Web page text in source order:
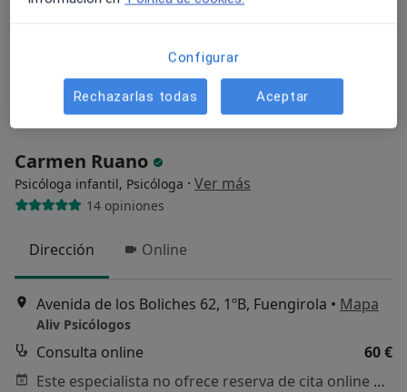
Carmen Ruano
Psicóloga infantil, Psicóloga · Ver más
14 opiniones
Dirección Online
Avenida de los Boliches 62, 1ºB, Fuengirola • Mapa
Aliv Psicólogos
Consulta online
60 €
Este especialista no ofrece reserva de cita online en esta dirección.
Configurar
Rechazarlas todas Aceptar